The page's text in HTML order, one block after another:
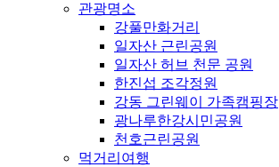
관광명소
강풀만화거리
일자산 근린공원
일자산 허브 천문 공원
한진섭 조각정원
강동 그린웨이 가족캠핑장
광나루한강시민공원
천호근린공원
먹거리여행